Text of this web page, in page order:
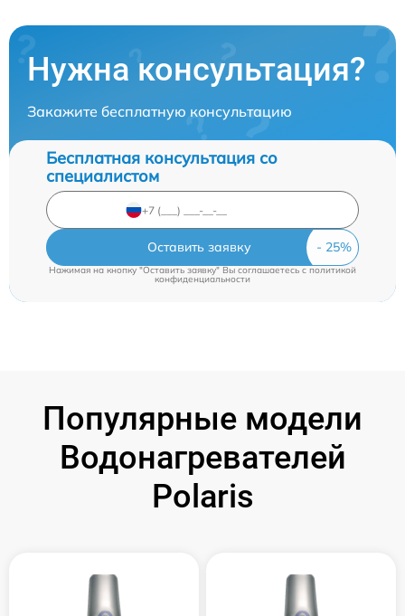
Нужна консультация?
Закажите бесплатную консультацию
Бесплатная консультация со
специалистом
Оставить заявку
Нажимая на кнопку "Оставить заявку" Вы соглашаетесь cполитикой
конфиденциальности
Популярные модели
Водонагревателей
Polaris